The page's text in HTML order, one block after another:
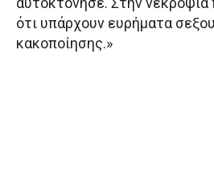
ότι υπάρχουν ευρήματα
κακοποίησης.»